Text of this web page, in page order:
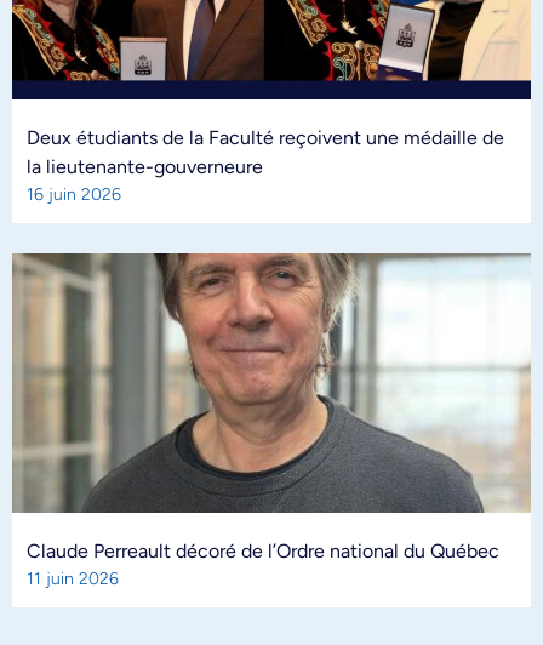
Deux étudiants de la Faculté reçoivent une médaille de
la lieutenante-gouverneure
16 juin 2026
Claude Perreault décoré de l’Ordre national du Québec
11 juin 2026